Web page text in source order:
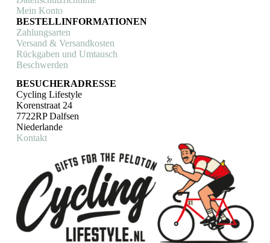
Mein Konto
BESTELLINFORMATIONEN
Zahlungsarten
Versand & Versandkosten
Rückgaben und Umtausch
Beschwerden
BESUCHERADRESSE
Cycling Lifestyle
Korenstraat 24
7722RP Dalfsen
Niederlande
Kontakt